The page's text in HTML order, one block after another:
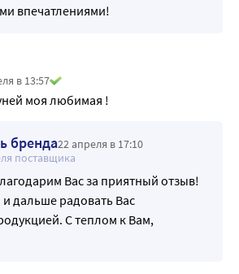
впечатлениями!
в 13:57
моя любимая !
бренда22 апреля в 17:10
поставщика
Вас за приятный отзыв!
и дальше радовать Вас
С теплом к Вам,